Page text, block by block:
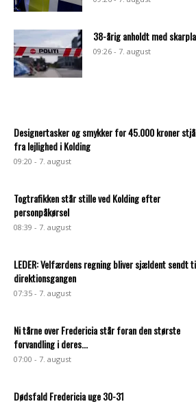
38-årig anholdt med
09:26 - 7. august
Designertasker og smykker for 45.000 kroner
fra lejlighed i Kolding
09:20 - 7. august
Togtrafikken står stille ved Kolding efter
personpåkørsel
08:39 - 7. august
LEDER: Velfærdens regning bliver sjældent sendt
direktionsgangen
07:35 - 7. august
Ni tårne over Fredericia står foran den største
forvandling i deres...
07:00 - 7. august
Dødsfald Fredericia uge 30-31